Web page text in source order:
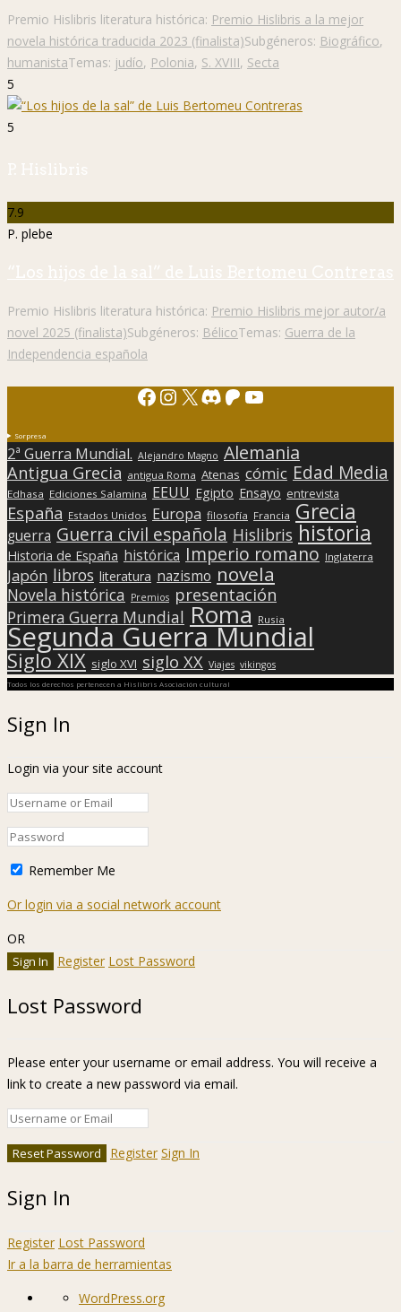
Premio Hislibris literatura histórica: Premio Hislibris a la mejor
novela histórica traducida 2023 (finalista)Subgéneros: Biográfico,
humanistaTemas: judío, Polonia, S. XVIII, Secta
5
5
P. Hislibris
7.9
P. plebe
“Los hijos de la sal” de Luis Bertomeu Contreras
Premio Hislibris literatura histórica: Premio Hislibris mejor autor/a
novel 2025 (finalista)Subgéneros: BélicoTemas: Guerra de la
Independencia española
Facebook
Instagram
X Discord
Patreon
YouTube
Sorpresa
2ª Guerra Mundial. Alejandro Magno Alemania
Antigua Grecia antigua Roma Atenas cómic Edad Media
Edhasa Ediciones Salamina EEUU Egipto Ensayo entrevista
España Estados Unidos Europa filosofía Francia Grecia
guerra Guerra civil española Hislibris historia
Historia de España histórica Imperio romano Inglaterra
Japón libros literatura nazismo novela
Novela histórica Premios presentación
Primera Guerra Mundial Roma Rusia
Segunda Guerra Mundial
Siglo XIX siglo XVI siglo XX Viajes vikingos
Todos los derechos pertenecen a Hislibris Asociación cultural
Sign In
Login via your site account
Remember Me
Or login via a social network account
OR
Register Lost Password
Lost Password
Please enter your username or email address. You will receive a
link to create a new password via email.
Register Sign In
Sign In
Register Lost Password
Ir a la barra de herramientas
AcercaWordPress.org